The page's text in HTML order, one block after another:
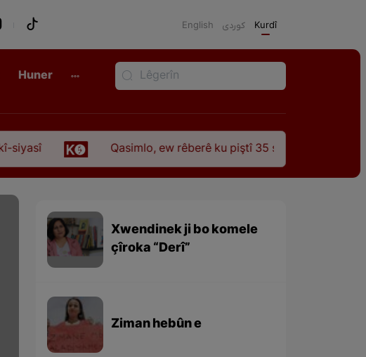
English كوردی Kurdî
Huner
Qasimlo, ew rêberê ku piştî 35 sal ji şehîdbûna wî hê jî
Xwendinek ji bo komele
çîroka “Derî”
Ziman hebûn e